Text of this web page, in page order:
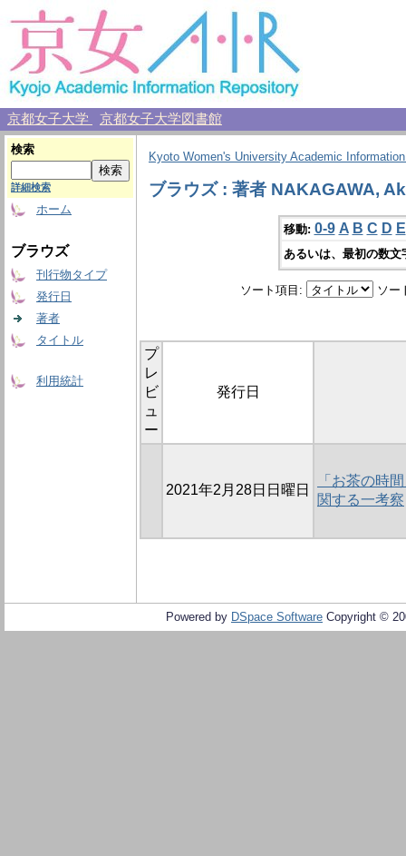
京都女子大学 京都女子大学図書館
検索
詳細検索
ホーム
ブラウズ
刊行物タイプ
発行日
著者
タイトル
利用統計
Kyoto Women's University Academic
ブラウズ : 著者 NAKAGAWA,
移動: 0-9 A B C D E
あるいは、最初の数
ソート項目: ソー
プ
レ
ビ
ュ
ー
発行日
2021年2月28日日曜日
「お茶の時
関する一考察
Powered by DSpace Software Copyright ©